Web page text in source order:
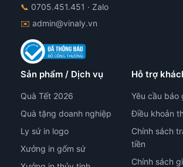
📞 0705.451.451 · Zalo
✉️ admin@vinaly.vn
Sản phẩm / Dịch vụ
Quà Tết 2026
Quà tặng doanh nghiệp
Ly sứ in logo
Xưởng in gốm sứ
Hỗ trợ
Yêu cầu báo
Điều khoản
Chính sách
tiền
Chính sách